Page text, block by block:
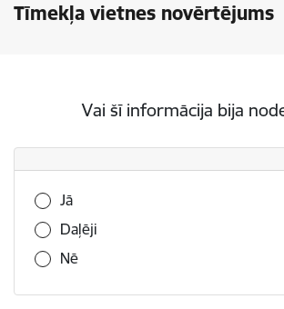
Tīmekļa vietnes novērtējums
Vai šī informācija bija
Vai šī informācija bija noderīga?
Jā
Daļēji
Nē